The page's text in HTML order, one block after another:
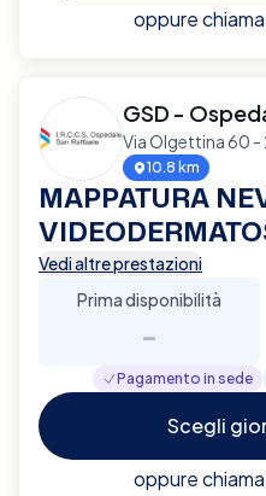
oppure chiama
GSD -
Via Olgettina 60 -
10.8 km
MAPPATURA
Vedi altre prestazioni
Prima disponibilità
-
Pagamento in sede
Scegli
oppure chiama